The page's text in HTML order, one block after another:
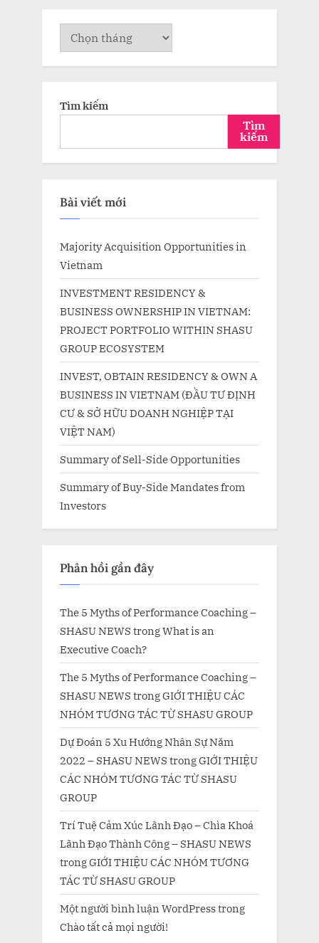
Lưu
trữ
Tìm kiếm
Tìm
kiếm
Bài viết mới
Majority Acquisition Opportunities in
Vietnam
INVESTMENT RESIDENCY &
BUSINESS OWNERSHIP IN VIETNAM:
PROJECT PORTFOLIO WITHIN SHASU
GROUP ECOSYSTEM
INVEST, OBTAIN RESIDENCY & OWN A
BUSINESS IN VIETNAM (ĐẦU TƯ ĐỊNH
CƯ & SỞ HỮU DOANH NGHIỆP TẠI
VIỆT NAM)
Summary of Sell-Side Opportunities
Summary of Buy-Side Mandates from
Investors
Phản hồi gần đây
The 5 Myths of Performance Coaching –
SHASU NEWS trongWhat is an
Executive Coach?
The 5 Myths of Performance Coaching –
SHASU NEWS trongGIỚI THIỆU CÁC
NHÓM TƯƠNG TÁC TỪ SHASU GROUP
Dự Đoán 5 Xu Hướng Nhân Sự Năm
2022 – SHASU NEWS trongGIỚI THIỆU
CÁC NHÓM TƯƠNG TÁC TỪ SHASU
GROUP
Trí Tuệ Cảm Xúc Lãnh Đạo – Chìa Khoá
Lãnh Đạo Thành Công – SHASU NEWS
trongGIỚI THIỆU CÁC NHÓM TƯƠNG
TÁC TỪ SHASU GROUP
Một người bình luận WordPresstrong
Chào tất cả mọi người!